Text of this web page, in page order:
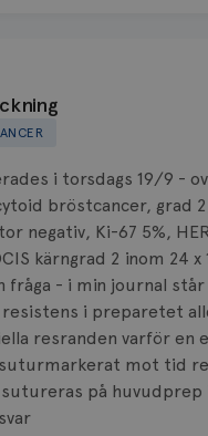
i torsdags 19/9 -
bröstcancer, grad
negativ, Ki-67 5%,
kärngrad 2 inom 24 x
fråga - i min journal
resistens i preparetet
resranden varför en
mot tid
sutureras på huvudprep